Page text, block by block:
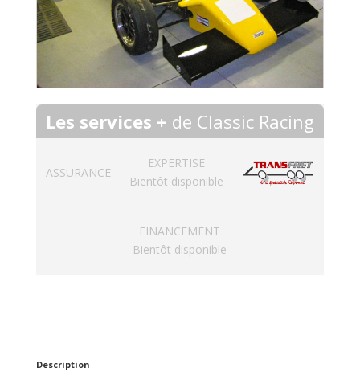
Les services + de Classic Racing
ASSURANCE
EXPERTISE
Bientôt disponible
FINANCEMENT
Bientôt disponible
Description